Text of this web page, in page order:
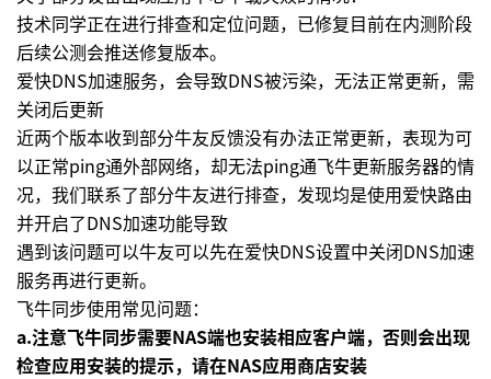
技术同学正在进行排查和定位问题，已修复目前在内测阶段
后续公测会推送修复版本。
爱快DNS加速服务，会导致DNS被污染，无法正常更新，需
关闭后更新
近两个版本收到部分牛友反馈没有办法正常更新，表现为可
以正常ping通外部网络，却无法ping通飞牛更新服务器的情
况，我们联系了部分牛友进行排查，发现均是使用爱快路由
并开启了DNS加速功能导致
遇到该问题可以牛友可以先在爱快DNS设置中关闭DNS加速
服务再进行更新。
飞牛同步使用常见问题：
a.注意飞牛同步需要NAS端也安装相应客户端，否则会出现
检查应用安装的提示，请在NAS应用商店安装